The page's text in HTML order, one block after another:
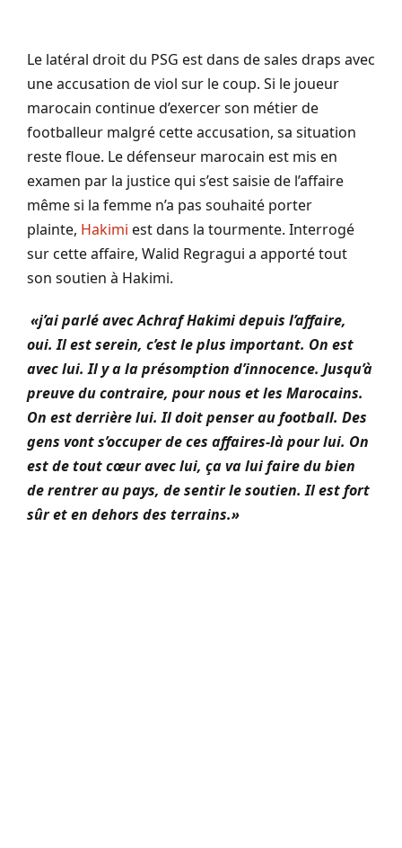
Le latéral droit du PSG est dans de sales draps avec
une accusation de viol sur le coup. Si le joueur
marocain continue d’exercer son métier de
footballeur malgré cette accusation, sa situation
reste floue. Le défenseur marocain est mis en
examen par la justice qui s’est saisie de l’affaire
même si la femme n’a pas souhaité porter
plainte, Hakimi est dans la tourmente. Interrogé
sur cette affaire, Walid Regragui a apporté tout
son soutien à Hakimi.
«j’ai parlé avec Achraf Hakimi depuis l’affaire,
oui. Il est serein, c’est le plus important. On est
avec lui. Il y a la présomption d’innocence. Jusqu’à
preuve du contraire, pour nous et les Marocains.
On est derrière lui. Il doit penser au football. Des
gens vont s’occuper de ces affaires-là pour lui. On
est de tout cœur avec lui, ça va lui faire du bien
de rentrer au pays, de sentir le soutien. Il est fort
sûr et en dehors des terrains.»